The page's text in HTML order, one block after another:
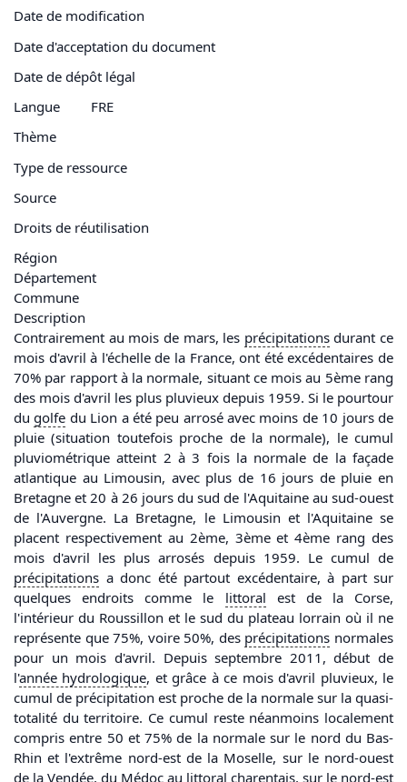
Date de modification
Date d'acceptation du document
Date de dépôt légal
Langue
FRE
Thème
Type de ressource
Source
Droits de réutilisation
Région
Département
Commune
Description
Contrairement au mois de mars, les précipitationsdurant ce
mois d'avril à l'échelle de la France, ont été excédentaires de
70% par rapport à la normale, situant ce mois au 5ème rang
des mois d'avril les plus pluvieux depuis 1959. Si le pourtour
dugolfe du Lion a été peu arrosé avec moins de 10 jours de
pluie (situation toutefois proche de la normale), le cumul
pluviométrique atteint 2 à 3 fois la normale de la façade
atlantique au Limousin, avec plus de 16 jours de pluie en
Bretagne et 20 à 26 jours du sud de l'Aquitaine au sud-ouest
de l'Auvergne. La Bretagne, le Limousin et l'Aquitaine se
placent respectivement au 2ème, 3ème et 4ème rang des
mois d'avril les plus arrosés depuis 1959. Le cumul de
précipitations a donc été partout excédentaire, à part sur
quelques endroits comme le littoral est de la Corse,
l'intérieur du Roussillon et le sud du plateau lorrain où il ne
représente que 75%, voire 50%, des précipitations normales
pour un mois d'avril. Depuis septembre 2011, début de
l'année hydrologique, et grâce à ce mois d'avril pluvieux, le
cumul de précipitation est proche de la normale sur la quasi-
totalité du territoire. Ce cumul reste néanmoins localement
compris entre 50 et 75% de la normale sur le nord du Bas-
Rhin et l'extrême nord-est de la Moselle, sur le nord-ouest
de la Vendée, du Médoc au littoral charentais, sur le nord-est